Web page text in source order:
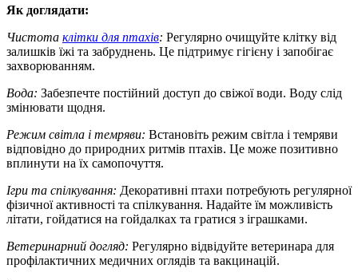
Як доглядати:
Чистота клітки для птахів: Регулярно очищуйте клітку від
залишків їжі та забруднень. Це підтримує гігієну і запобігає
захворюванням.
Вода: Забезпечте постійний доступ до свіжої води. Воду слід
змінювати щодня.
Режим світла і темряви: Встановіть режим світла і темряви
відповідно до природних ритмів птахів. Це може позитивно
вплинути на їх самопочуття.
Ігри та спілкування: Декоративні птахи потребують регулярної
фізичної активності та спілкування. Надайте їм можливість
літати, гойдатися на гойдалках та гратися з іграшками.
Ветеринарний догляд: Регулярно відвідуйте ветеринара для
профілактичних медичних оглядів та вакцинацій.